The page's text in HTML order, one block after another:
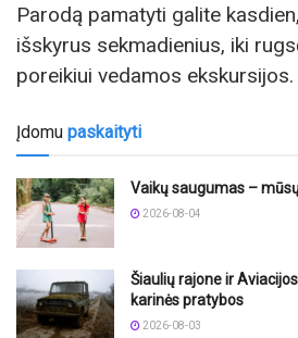
Parodą pamatyti galite
išskyrus sekmadienius, iki
poreikiui vedamos ekskursijos.
Įdomu paskaityti
Vaikų saugumas –
2026-08-04
Šiaulių rajone ir
karinės pratybos
2026-08-03